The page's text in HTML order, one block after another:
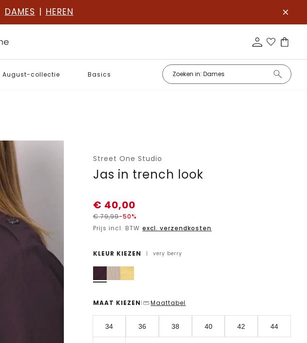
DAMES | HEREN
August-collectie Basics
Street One Studio
Jas in trench look
€ 40,00
€79,99-50%
Prijs incl. BTW excl. verzendkosten
KLEUR KIEZEN | very berry
MAAT KIEZEN | Maattabel
34 36 38 40 42 44